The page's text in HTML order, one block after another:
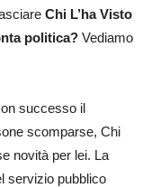
Chi L’ha Visto
politica? Vediamo
successo il
scomparse, Chi
novità per lei. La
servizio pubblico